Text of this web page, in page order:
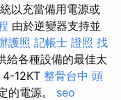
以充當備用電源或
由於逆變器支持並
護照 記帳士 證照 找
給各種設備的最佳太
4-12KT 整骨台中 頭
的電源。 seo